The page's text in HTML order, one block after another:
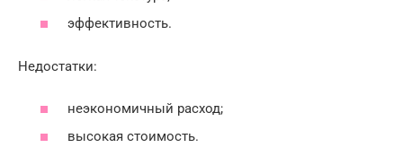
эффективность.
Недостатки:
неэкономичный расход;
высокая стоимость.